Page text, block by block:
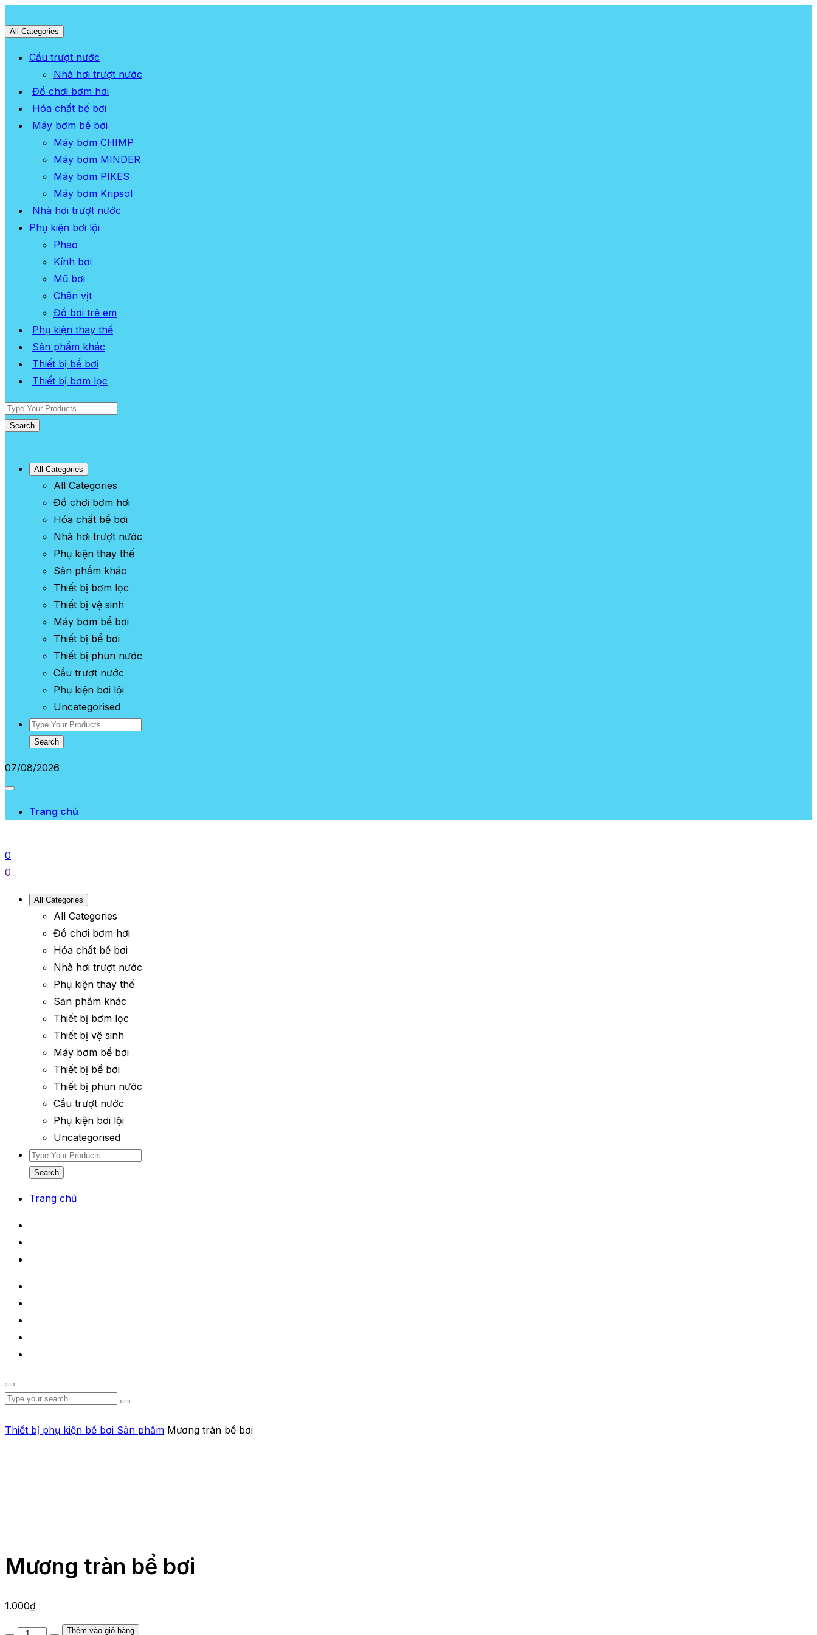
All Categories
Cầu trượt nước
Nhà hơi trượt nước
Đồ chơi bơm hơi
Hóa chất bể bơi
Máy bơm bể bơi
Máy bơm CHIMP
Máy bơm MINDER
Máy bơm PIKES
Máy bơm Kripsol
Nhà hơi trượt nước
Phụ kiện bơi lội
Phao
Kính bơi
Mũ bơi
Chân vịt
Đồ bơi trẻ em
Phụ kiện thay thế
Sản phẩm khác
Thiết bị bể bơi
Thiết bị bơm lọc
Search
All Categories
All Categories
Đồ chơi bơm hơi
Hóa chất bể bơi
Nhà hơi trượt nước
Phụ kiện thay thế
Sản phẩm khác
Thiết bị bơm lọc
Thiết bị vệ sinh
Máy bơm bể bơi
Thiết bị bể bơi
Thiết bị phun nước
Cầu trượt nước
Phụ kiện bơi lội
Uncategorised
Search
07/08/2026
Trang chủ
0
0
All Categories
All Categories
Đồ chơi bơm hơi
Hóa chất bể bơi
Nhà hơi trượt nước
Phụ kiện thay thế
Sản phẩm khác
Thiết bị bơm lọc
Thiết bị vệ sinh
Máy bơm bể bơi
Thiết bị bể bơi
Thiết bị phun nước
Cầu trượt nước
Phụ kiện bơi lội
Uncategorised
Search
Trang chủ
Thiết bị phụ kiện bể bơi Sản phẩm Mương tràn bể bơi
Mương tràn bể bơi
1.000₫
Thêm vào giỏ hàng